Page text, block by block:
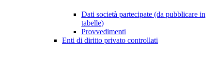
Dati società partecipate (da pubblicare in
tabelle)
Provvedimenti
Enti di diritto privato controllati